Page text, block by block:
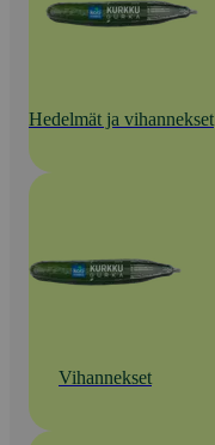
Hedelmät ja vihannekset
Vihannekset